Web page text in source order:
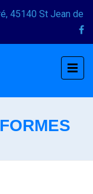
45140 St Jean de